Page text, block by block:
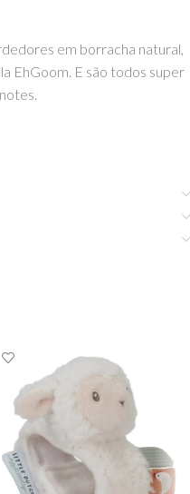
em borracha natural,
EhGoom. E são todos super